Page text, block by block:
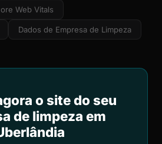
Web Vitals
Dados de Empresa de Limpeza
o site do seu
de limpeza em